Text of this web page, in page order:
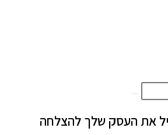
את העסק שלך להצלחה